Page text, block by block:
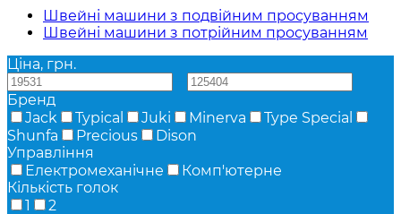
Швейні машини з подвійним просуванням
Швейні машини з потрійним просуванням
Ціна, грн.
Бренд
Jack
Typical Juki Minerva
Type Special
Shunfa
Precious
Dison
Управління
Електромеханічне
Комп'ютерне
Кількість голок
1
2